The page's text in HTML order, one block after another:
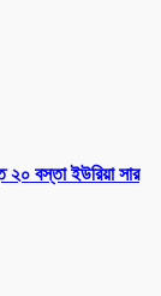
২০ বস্তা ইউরিয়া সার